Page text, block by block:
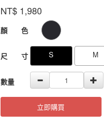
品牌
VOUX
NT$ 1,980
GOODS000000000000000087851
顏 色
尺 寸 S M
數量
立即購買